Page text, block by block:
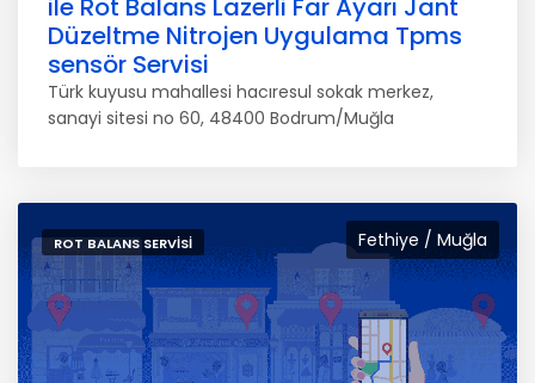
ile Rot Balans Lazerli Far Ayarı Jant
Düzeltme Nitrojen Uygulama Tpms
sensör Servisi
Türk kuyusu mahallesi hacıresul sokak merkez,
sanayi sitesi no 60, 48400 Bodrum/Muğla
Fethiye / Muğla
ROT BALANS SERVISI